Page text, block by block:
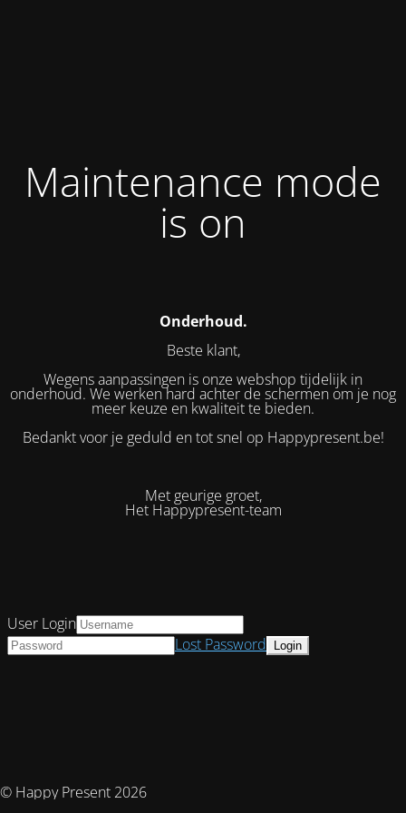
Maintenance mode
is on
Onderhoud.
Beste klant,
Wegens aanpassingen is onze webshop tijdelijk in
onderhoud. We werken hard achter de schermen om je nog
meer keuze en kwaliteit te bieden.
Bedankt voor je geduld en tot snel op Happypresent.be!
Met geurige groet,
Het Happypresent-team
© Happy Present 2026
User Login
Lost Password